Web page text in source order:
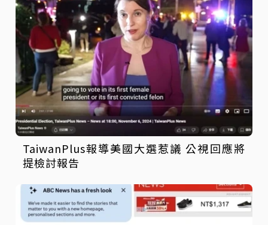
TaiwanPlus報導美國大選惹議 公視回應將
提檢討報告